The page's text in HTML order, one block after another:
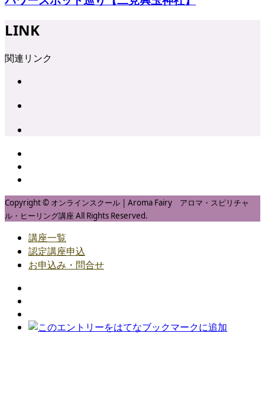
LINK
関連リンク
Copyright © オンラインスクール | Aroma Fairy アロマ・スピリチャ
ル・ヒーリング講座 All Rights Reserved.
講座一覧
認定講座申込
お申込み・問合せ